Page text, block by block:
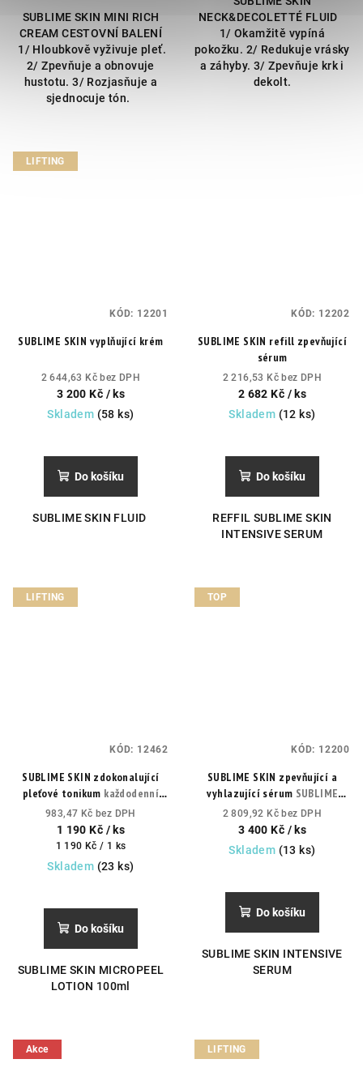
SUBLIME SKIN MINI RICH
CREAM CESTOVNÍ BALENÍ
1/ Hloubkově vyživuje pleť.
2/ Zpevňuje a obnovuje
hustotu. 3/ Rozjasňuje a
sjednocuje tón.
NECK&DECOLETTÉ FLUID
1/ Okamžitě vypíná
pokožku. 2/ Redukuje vrásky
a záhyby. 3/ Zpevňuje krk i
dekolt.
LIFTING
SUBLIME SKIN vyplňující krém
2 644,63 Kč bez DPH
3 200 Kč / ks
Skladem (58 ks)
Do košíku
SUBLIME SKIN FLUID
KÓD: 12201
SUBLIME SKIN refill zpevňující
sérum
2 216,53 Kč bez DPH
2 682 Kč / ks
Skladem (12 ks)
Do košíku
REFFIL SUBLIME SKIN
INTENSIVE SERUM
KÓD: 12202
LIFTING
SUBLIME SKIN zdokonalující
pleťové tonikum každodenní
exfoliační lotion pro přípravu
pleti na peeling a intenzivní
péči.
983,47 Kč bez DPH
1 190 Kč / ks
Měrná
cena:
1 190 Kč / 1 ks
Skladem (23 ks)
Do košíku
SUBLIME SKIN MICROPEEL
LOTION 100ml
KÓD: 12462
TOP
SUBLIME SKIN zpevňující a
vyhlazující sérum SUBLIME
SKIN INTENSIVE SERUM
2 809,92 Kč bez DPH
3 400 Kč / ks
Skladem (13 ks)
Do košíku
SUBLIME SKIN INTENSIVE
SERUM
KÓD: 12200
Akce LIFTING